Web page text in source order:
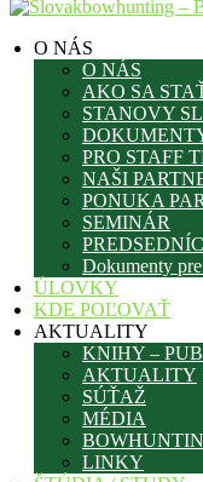
O NÁS
O NÁS
AKO SA
STANOVY
PRO STAFF
NAŠI
PONUKA
SEMINÁR
Dokumenty
ÚLOVKY
KDE POĽOVAŤ
AKTUALITY
KNIHY –
AKTUALITY
SÚŤAŽ
MÉDIA
LINKY